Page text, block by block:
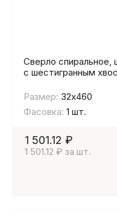
Сверло спиральное,
с шестигранным
Размер: 32х460
Фасовка: 1 шт.
1 501.12 ₽
1 501.12 ₽ за шт.